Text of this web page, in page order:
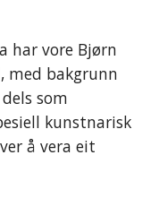
har vore Bjørn
med bakgrunn
som
kunstnarisk
å vera eit